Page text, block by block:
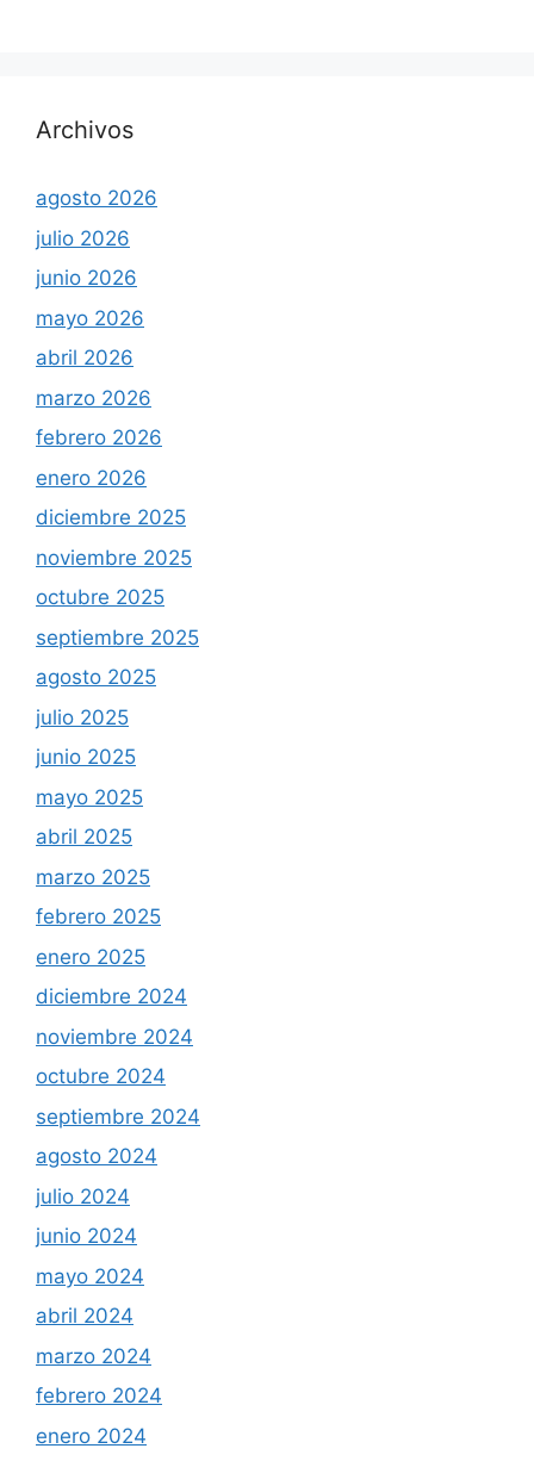
Archivos
agosto 2026
julio 2026
junio 2026
mayo 2026
abril 2026
marzo 2026
febrero 2026
enero 2026
diciembre 2025
noviembre 2025
octubre 2025
septiembre 2025
agosto 2025
julio 2025
junio 2025
mayo 2025
abril 2025
marzo 2025
febrero 2025
enero 2025
diciembre 2024
noviembre 2024
octubre 2024
septiembre 2024
agosto 2024
julio 2024
junio 2024
mayo 2024
abril 2024
marzo 2024
febrero 2024
enero 2024